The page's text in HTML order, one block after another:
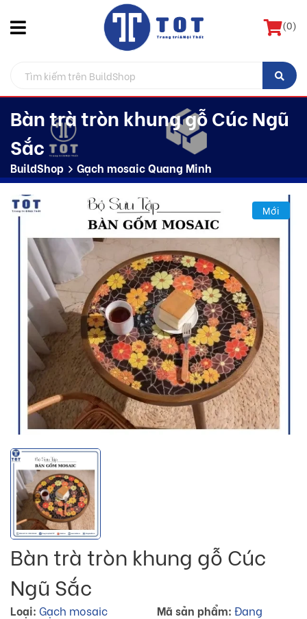
(0)
Bàn trà tròn khung gỗ Cúc Ngũ
Sắc
BuildShop Gạch mosaic Quang Minh
Mới
Bàn trà tròn khung gỗ Cúc
Ngũ Sắc
Loại: Gạch mosaic
Mã sản phẩm: Đang